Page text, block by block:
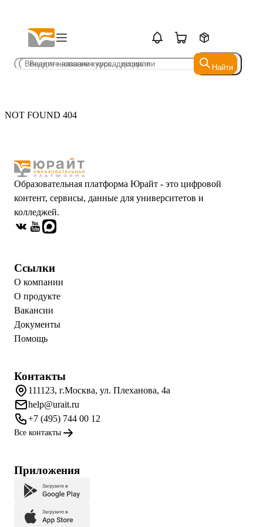
Найти
Найти
NOT FOUND 404
Образовательная платформа Юрайт - это цифровой
контент, сервисы, данные для университетов и
колледжей.
Ссылки
О компании
О продукте
Вакансии
Документы
Помощь
Контакты
111123, г.Москва, ул. Плеханова, 4а
help@urait.ru
+7 (495) 744 00 12
Все контакты
Приложения